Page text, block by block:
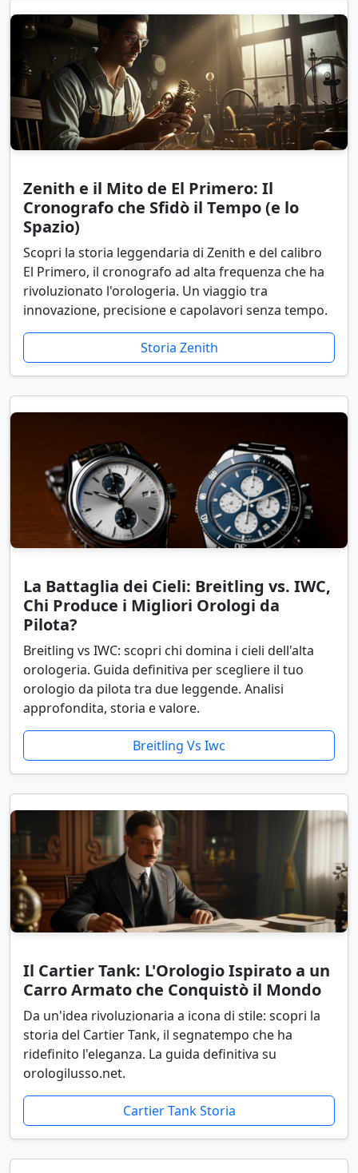
Zenith e il Mito de El Primero: Il
Cronografo che Sfidò il Tempo (e lo
Spazio)
Scopri la storia leggendaria di Zenith e del calibro
El Primero, il cronografo ad alta frequenza che ha
rivoluzionato l'orologeria. Un viaggio tra
innovazione, precisione e capolavori senza tempo.
Storia Zenith
La Battaglia dei Cieli: Breitling vs. IWC,
Chi Produce i Migliori Orologi da
Pilota?
Breitling vs IWC: scopri chi domina i cieli dell'alta
orologeria. Guida definitiva per scegliere il tuo
orologio da pilota tra due leggende. Analisi
approfondita, storia e valore.
Breitling Vs Iwc
Il Cartier Tank: L'Orologio Ispirato a un
Carro Armato che Conquistò il Mondo
Da un'idea rivoluzionaria a icona di stile: scopri la
storia del Cartier Tank, il segnatempo che ha
ridefinito l'eleganza. La guida definitiva su
orologilusso.net.
Cartier Tank Storia